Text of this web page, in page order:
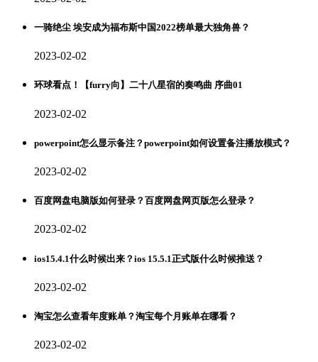
一骑绝尘 埃安成为福布斯中国2022榜单最大独角兽？
2023-02-02
环球看点！【furry向】二十八星宿的奏鸣曲 序曲01
2023-02-02
powerpoint怎么显示备注？powerpoint如何设置备注播放模式？
2023-02-02
百度网盘电脑版如何登录？百度网盘网页版怎么登录？
2023-02-02
ios15.4.1什么时候出来？ios 15.5.1正式版什么时候推送？
2023-02-02
淘宝怎么查看年度账单？淘宝每个月账单在哪看？
2023-02-02